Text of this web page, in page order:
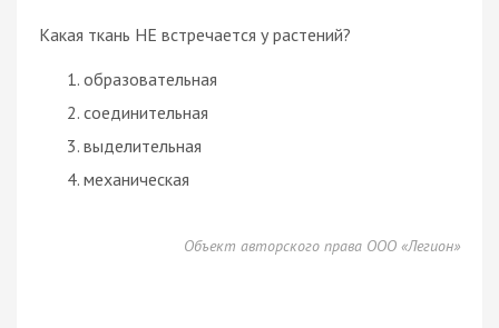
Какая ткань НЕ встречается у растений?
образовательная
соединительная
выделительная
механическая
Объект авторского права ООО «Легион»